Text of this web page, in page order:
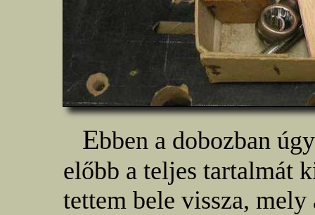
Ebben a dobozban
előbb a teljes tartalmát
tettem bele vissza,